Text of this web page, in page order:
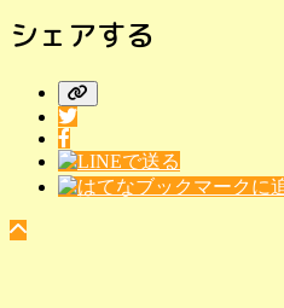
シェアする